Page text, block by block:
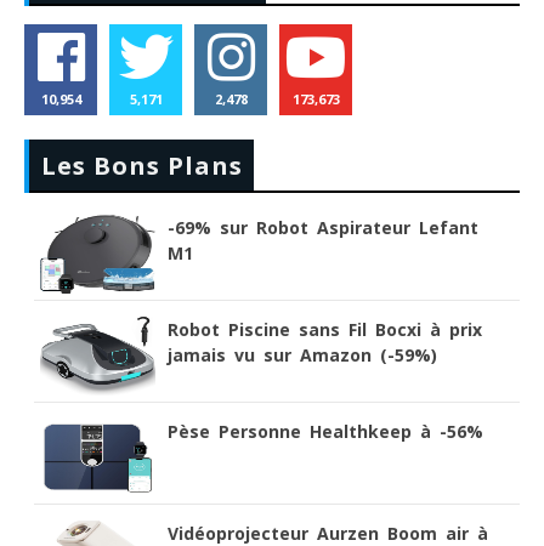
10,954 5,171 2,478 173,673
Les Bons Plans
-69% sur Robot Aspirateur Lefant
M1
Robot Piscine sans Fil Bocxi à prix
jamais vu sur Amazon (-59%)
Pèse Personne Healthkeep à -56%
Vidéoprojecteur Aurzen Boom air à